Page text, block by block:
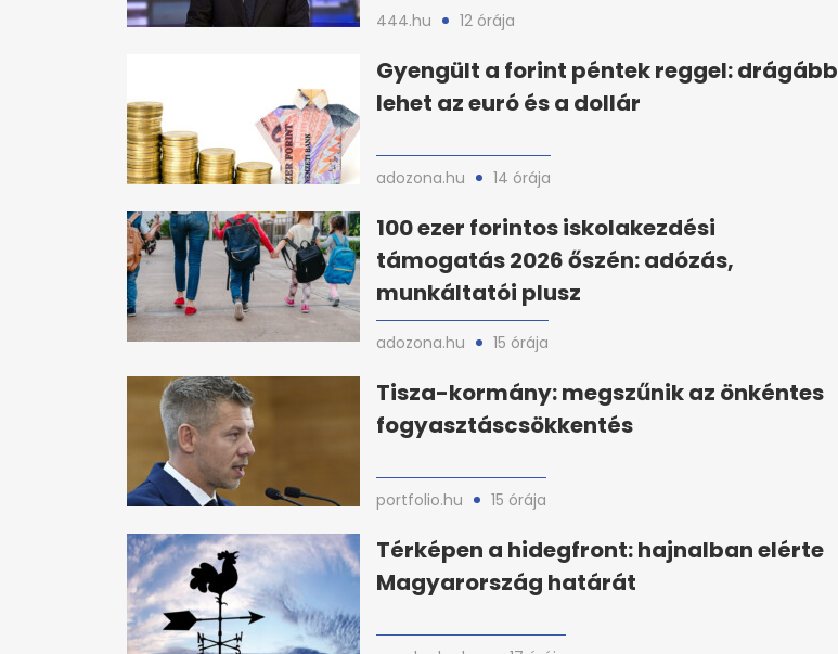
444.hu 12 órája
Gyengült a forint péntek reggel: drágább
lehet az euró és a dollár
adozona.hu 14 órája
100 ezer forintos iskolakezdési
támogatás 2026 őszén: adózás,
munkáltatói plusz
adozona.hu 15 órája
Tisza-kormány: megszűnik az önkéntes
fogyasztáscsökkentés
portfolio.hu 15 órája
Térképen a hidegfront: hajnalban elérte
Magyarország határát